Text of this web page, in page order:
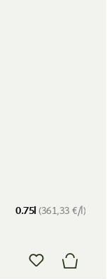
0.75l (361,33 €/l)